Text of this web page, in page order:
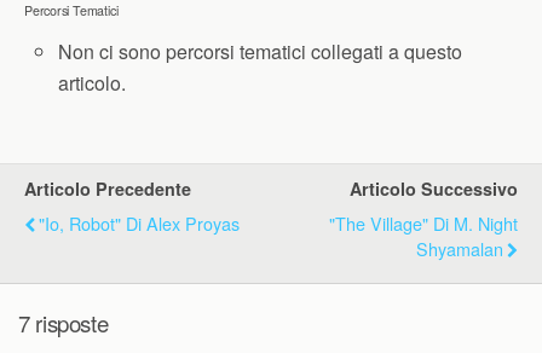
Percorsi Tematici
Non ci sono percorsi tematici collegati a questo
articolo.
Articolo Precedente
"Io, Robot" Di Alex Proyas
Articolo Successivo
"The Village" Di M. Night
Shyamalan
7 risposte